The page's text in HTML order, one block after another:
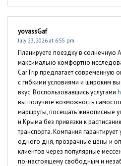
yovassGaf
July 23, 2026 at 6:55 pm
Планируете поездку в солнечную
максимально комфортно
CarTrip предлагает современную
с гибкими условиями и широким
вкус. Воспользовавшись услугами
вы получите возможность
маршруты, посещать живописные
и Крыма без привязки к
транспорта. Компания
одного дня, прозрачные цены и
клиентов через популярные
по-настоящему свободным и